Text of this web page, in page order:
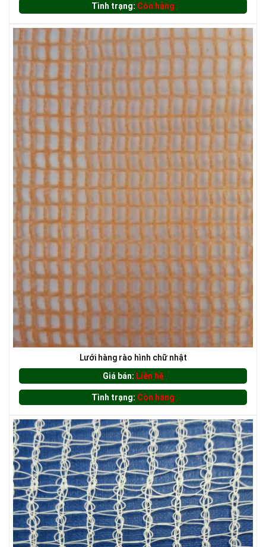
LƯỚI HÀNG RÀO HÌNH CHỮ NHẬT
LƯỚI CHE NẮNG
LƯỚI XÂY DỰNG
Tình trạng: Còn hàng
Lưới hàng rào hình chữ nhật
Giá bán: Liên hệ
Tình trạng: Còn hàng